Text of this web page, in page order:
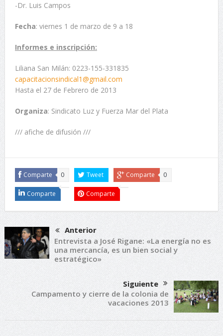
-Dr. Luis Campos
Fecha: viernes 1 de marzo de 9 a 18
Informes e inscripción:
Liliana San Milán: 0223-155-331835
capacitacionsindical1@gmail.com
Hasta el 27 de Febrero de 2013
Organiza: Sindicato Luz y Fuerza Mar del Plata
/// afiche de difusión ///
Comparte 0 Tweet Comparte 0
Comparte Comparte
Anterior
Entrevista a José Rigane: «La energía no es
una mercancía, es un bien social y
estratégico»
Siguiente
Campamento y cierre de la colonia de
vacaciones 2013